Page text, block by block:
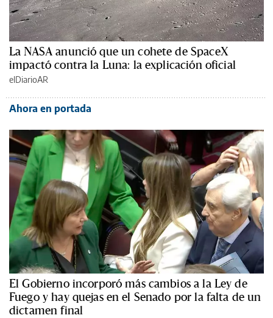
La NASA anunció que un cohete de SpaceX
impactó contra la Luna: la explicación oficial
elDiarioAR
Ahora en portada
El Gobierno incorporó más cambios a la Ley de
Fuego y hay quejas en el Senado por la falta de un
dictamen final